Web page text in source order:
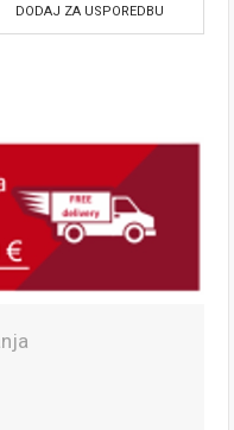
DODAJ ZA USPOREDBU